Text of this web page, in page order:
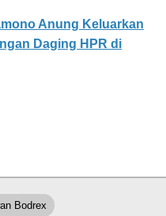
Anung Keluarkan
Daging HPR di
Bodrex